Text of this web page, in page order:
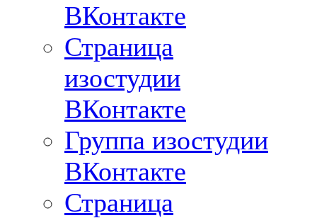
ВКонтакте
Страница
изостудии
ВКонтакте
Группа изостудии
ВКонтакте
Страница